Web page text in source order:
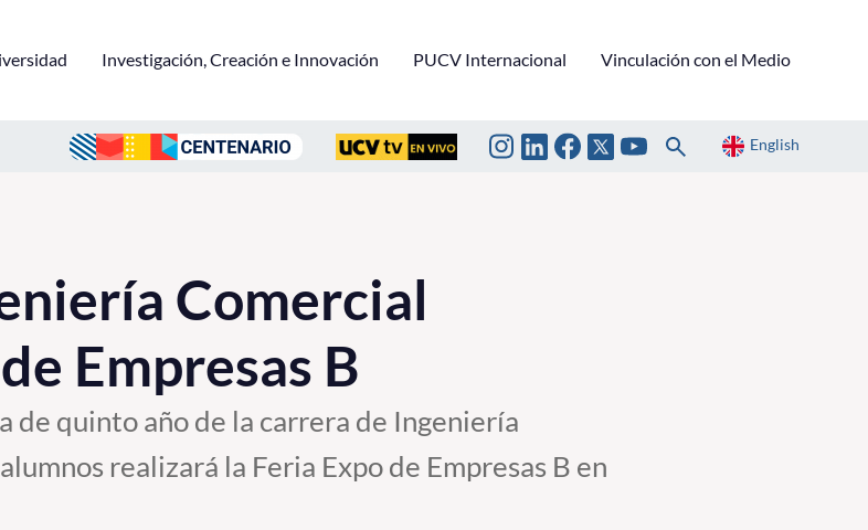
Investigación, Creación e Innovación PUCV Internacional Vinculación con el Medio
English
Comercial
Empresas B
de quinto año de la carrera de Ingeniería
realizará la Feria Expo de Empresas B en